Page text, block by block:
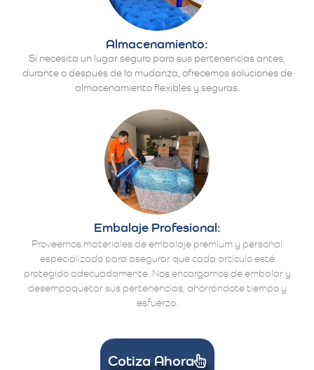
Almacenamiento:
Si necesita un lugar seguro para sus pertenencias antes,
durante o después de la mudanza, ofrecemos soluciones de
almacenamiento flexibles y seguras.
Embalaje Profesional:
Proveemos materiales de embalaje premium y personal
especializado para asegurar que cada artículo esté
protegido adecuadamente. Nos encargamos de embalar y
desempaquetar sus pertenencias, ahorrándote tiempo y
esfuerzo.
Cotiza Ahora